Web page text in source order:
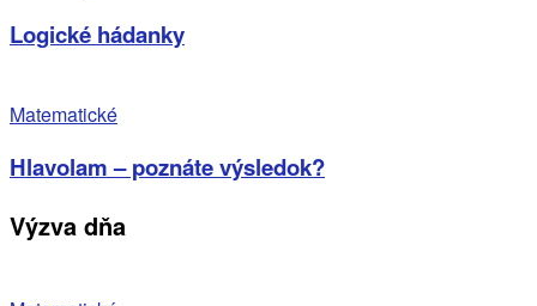
Logické hádanky
Matematické
Hlavolam – poznáte výsledok?
Výzva dňa